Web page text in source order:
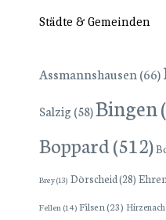
Städte & Gemeinden
Assmannshausen (66)
Salzig(58)Bingen
Boppard(512)
Brey(13) Dörscheid(28)
Fellen (14) Filsen(23) Hirzenach